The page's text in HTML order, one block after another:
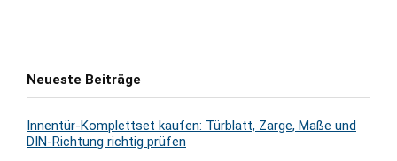
Neueste Beiträge
Innentür-Komplettset kaufen: Türblatt, Zarge, Maße und
DIN-Richtung richtig prüfen